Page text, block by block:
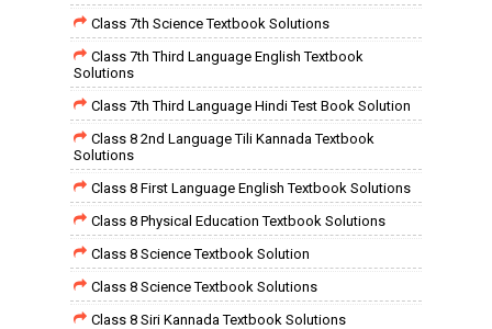
Class 7th Science Textbook Solutions
Class 7th Third Language English Textbook
Solutions
Class 7th Third Language Hindi Test Book Solution
Class 8 2nd Language Tili Kannada Textbook
Solutions
Class 8 First Language English Textbook Solutions
Class 8 Physical Education Textbook Solutions
Class 8 Science Textbook Solution
Class 8 Science Textbook Solutions
Class 8 Siri Kannada Textbook Solutions